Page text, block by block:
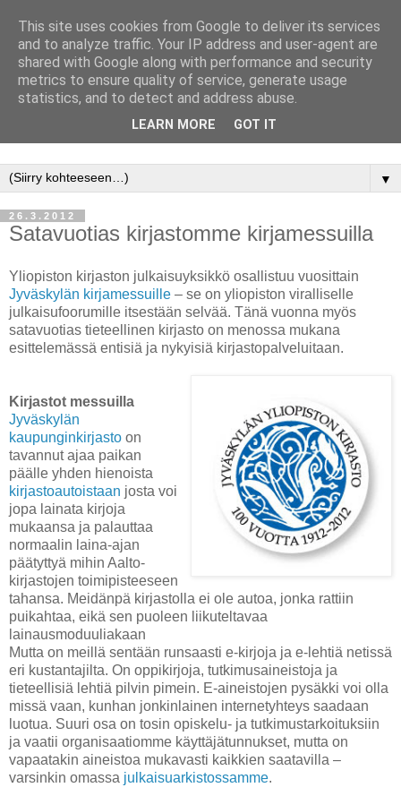
▼
26.3.2012
Satavuotias kirjastomme kirjamessuilla
Yliopiston kirjaston julkaisuyksikkö osallistuu vuosittain
Jyväskylän kirjamessuille – se on yliopiston viralliselle
julkaisufoorumille itsestään selvää. Tänä vuonna myös
satavuotias tieteellinen kirjasto on menossa mukana
esittelemässä entisiä ja nykyisiä kirjastopalveluitaan.
Kirjastot messuilla
Jyväskylän
kaupunginkirjasto on
tavannut ajaa paikan
päälle yhden hienoista
kirjastoautoistaan josta voi
jopa lainata kirjoja
mukaansa ja palauttaa
normaalin laina-ajan
päätyttyä mihin Aalto-
kirjastojen toimipisteeseen
tahansa. Meidänpä kirjastolla ei ole autoa, jonka rattiin
puikahtaa, eikä sen puoleen liikuteltavaa
lainausmoduuliakaan
Mutta on meillä sentään runsaasti e-kirjoja ja e-lehtiä netissä
eri kustantajilta. On oppikirjoja, tutkimusaineistoja ja
tieteellisiä lehtiä pilvin pimein. E-aineistojen pysäkki voi olla
missä vaan, kunhan jonkinlainen internetyhteys saadaan
luotua. Suuri osa on tosin opiskelu- ja tutkimustarkoituksiin
ja vaatii organisaatiomme käyttäjätunnukset, mutta on
vapaatakin aineistoa mukavasti kaikkien saatavilla –
varsinkin omassa julkaisuarkistossamme.
This site uses cookies from Google to deliver its services
and to analyze traffic. Your IP address and user-agent are
shared with Google along with performance and security
metrics to ensure quality of service, generate usage
statistics, and to detect and address abuse.
LEARN MORE GOT IT